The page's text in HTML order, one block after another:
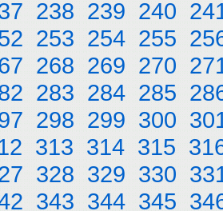
238 239 240
253 254 255
268 269 270
283 284 285
298 299 300
313 314 315
328 329 330
343 344 345